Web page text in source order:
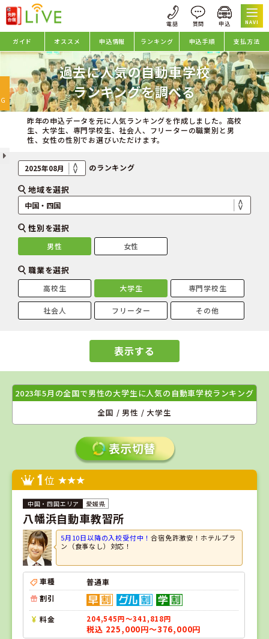
NAVI
ガイド オススメ 申込情報 ランキング 申込手順 支払方法
過去に人気の自動車学校
ランキングを調べる
昨年の申込データを元に人気ランキングを作成しました。高校
生、大学生、専門学校生、社会人、フリーターの職業別と男
性、女性の性別でお選びいただけます。
のランキング
地域を選択
性別を選択
男性 女性
職業を選択
高校生 大学生 専門学校生
社会人 フリーター その他
表示する
2023年5月の全国で男性の大学生に人気の自動車学校ランキング
全国 / 男性 / 大学生
1位
愛媛県
八幡浜自動車教習所
5月10日以降の入校受付中！合宿免許激安！ホテルプラ
ン（食事なし）対応！
車種
普通車
割引
料金 204,545円～341,818円
税込 225,000円～376,000円